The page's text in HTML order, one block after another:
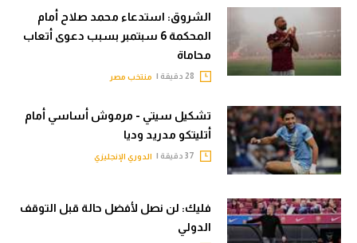
الشروق: استدعاء محمد صلاح أمام
المحكمة 6 سبتمبر بسبب دعوى أتعاب
محاماة
منتخب مصر
تشكيل سيتي - مرموش أساسي أمام
أتليتكو مدريد وديا
الدوري الإنجليزي
فليك: لن نصل لأفضل حالة قبل التوقف
الدولي